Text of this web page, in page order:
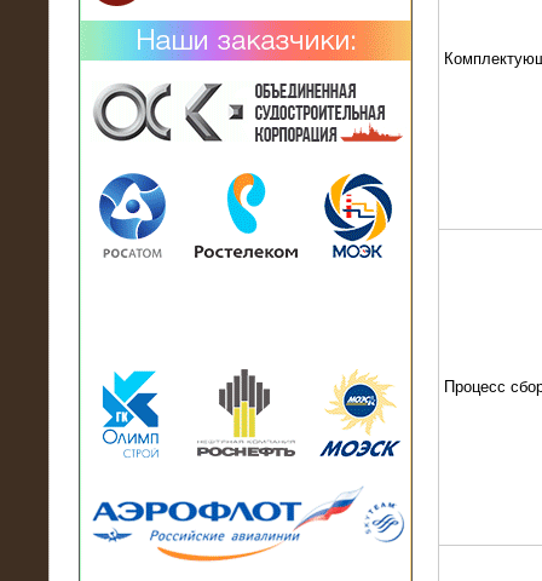
02.02.2019
Нагрузочный комплекс 26 МВт (10
кВ) поставлен в аренду на
13.07.2018
Процесс